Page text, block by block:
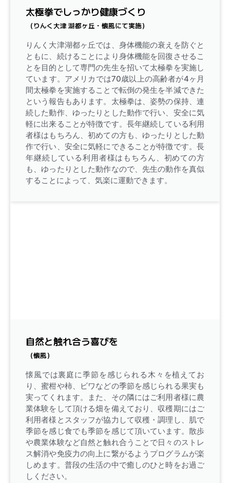
太極拳でしっかり健康づくり
（りんく大津 湖都ヶ丘・懐風にて実施）
りんく大津湖都ヶ丘では、身体機能の衰えを防ぐと
ともに、続けることにより身体機能を回復させるこ
とを目的として専門の先生を招いて太極拳を実施し
ています。アメリカでは70歳以上の高齢者が4ヶ月
間太極拳を実施することで転倒の発生を半減できた
という報告もあります。太極拳は、姿勢の保持、連
続した動作、ゆったりとした動作で行い、安全に気
軽に出来ることが特徴です。長年継続している利用
者様はもちろん、初めての方も、ゆったりとした動
作で行い、安全に気軽にできることが特徴です。長
年継続している利用者様はもちろん、初めての方
も、ゆったりとした動作なので、先生の動作を真似
することによって、気楽に運動できます。
自然と触れ合う喜びを
（懐風）
懐風では裏庭に季節を感じられる木々を植えてお
り、蜜柑や柿、ビワなどの季節を感じられる果実も
実ってくれます。また、その隣にはご利用者様に農
業体験をして頂ける畑を備えており、収穫期にはご
利用者様とスタッフが協力して収穫・調理し、肌で
季節を感じ食でも季節を感じて頂いています。散歩
や農業体験など自然と触れ合うことで日々のストレ
ス解消や免疫力の向上に繋がるようプログラムが楽
しめます。普段の生活の中で癒しのひと時をお過ご
しください。